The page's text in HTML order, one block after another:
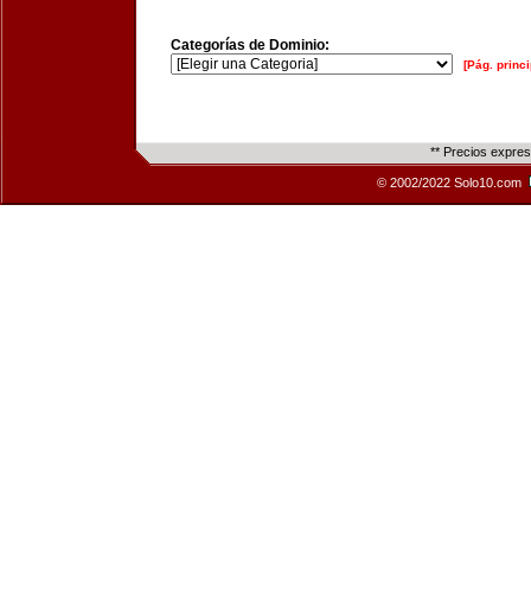
Categorías de Dominio:
[Pág.
** Precios
© 2002/2022 Solo10.com